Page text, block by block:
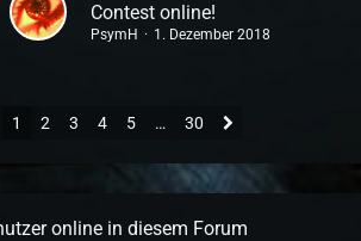
Contest online!
PsymH 1. Dezember 2018
1 2 3 4 5 … 30
online in diesem Forum